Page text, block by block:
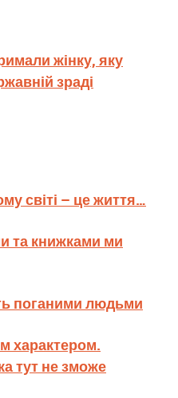
жінку, яку
зраді
світі – це життя…
та книжками ми
поганими людьми
характером.
тут не зможе